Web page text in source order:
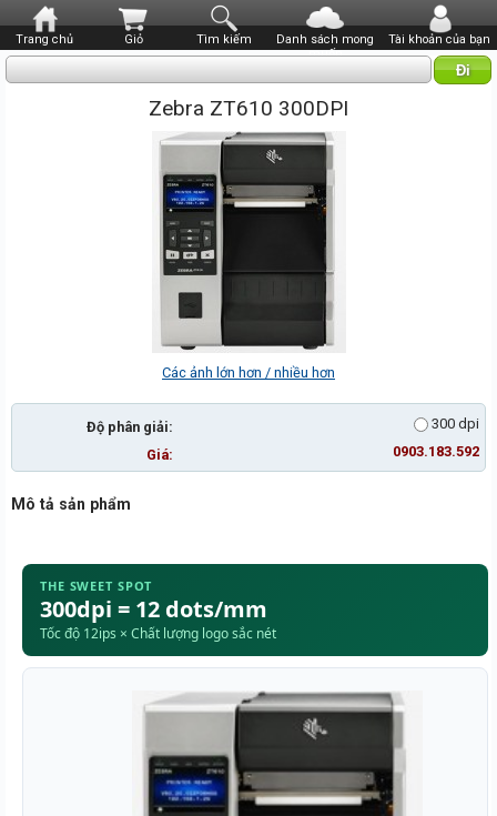
Trang chủ Giỏ Tìm kiếm
Danh sách mong
muốn
Tài khoản của bạn
Zebra ZT610 300DPI
Các ảnh lớn hơn / nhiều hơn
Độ phân giải:
300 dpi
Giá:
0903.183.592
Mô tả sản phẩm
THE SWEET SPOT
300dpi = 12 dots/mm
Tốc độ 12ips × Chất lượng logo sắc nét